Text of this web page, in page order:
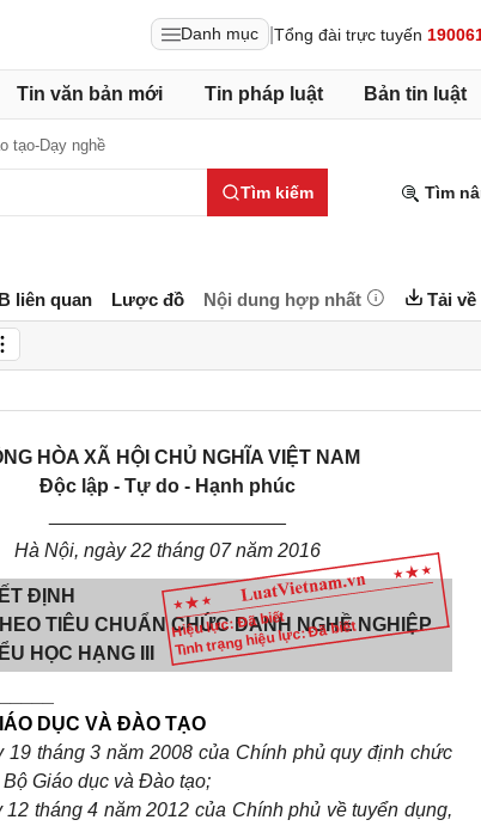
Danh mục Tổng đài trực tuyến
Tin văn bản mới Tin pháp luật Bản tin luật
tạo-Dạy nghề
Tìm kiếm Tìm
liên quan Lược đồ Nội dung hợp nhất Tải về
Hiệu lực: Đã biết
Tình trạng hiệu lực: Đã biết
HÒA XÃ HỘI CHỦ NGHĨA VIỆT NAM
Độc lập - Tự do - Hạnh phúc
Hà Nội, ngày 22 tháng 07 năm 2016
ĐỊNH
TIÊU CHUẨN CHỨC DANH NGHỀ NGHIỆP
HỌC HẠNG III
DỤC VÀ ĐÀO TẠO
19 tháng 3 năm 2008 của Chính phủ quy định chức
Giáo dục và Đào tạo;
tháng 4 năm 2012 của Chính phủ về tuyển dụng,